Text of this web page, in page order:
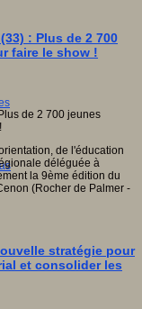
: Plus de 2 700
faire le show !
de l'éducation
déléguée à
la 9ème édition du
(Rocher de Palmer -
stratégie pour
et consolider les